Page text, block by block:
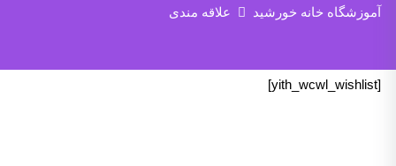
آموزشگاه خانه خورشید علاقه مندی
[yith_wcwl_wishlist]